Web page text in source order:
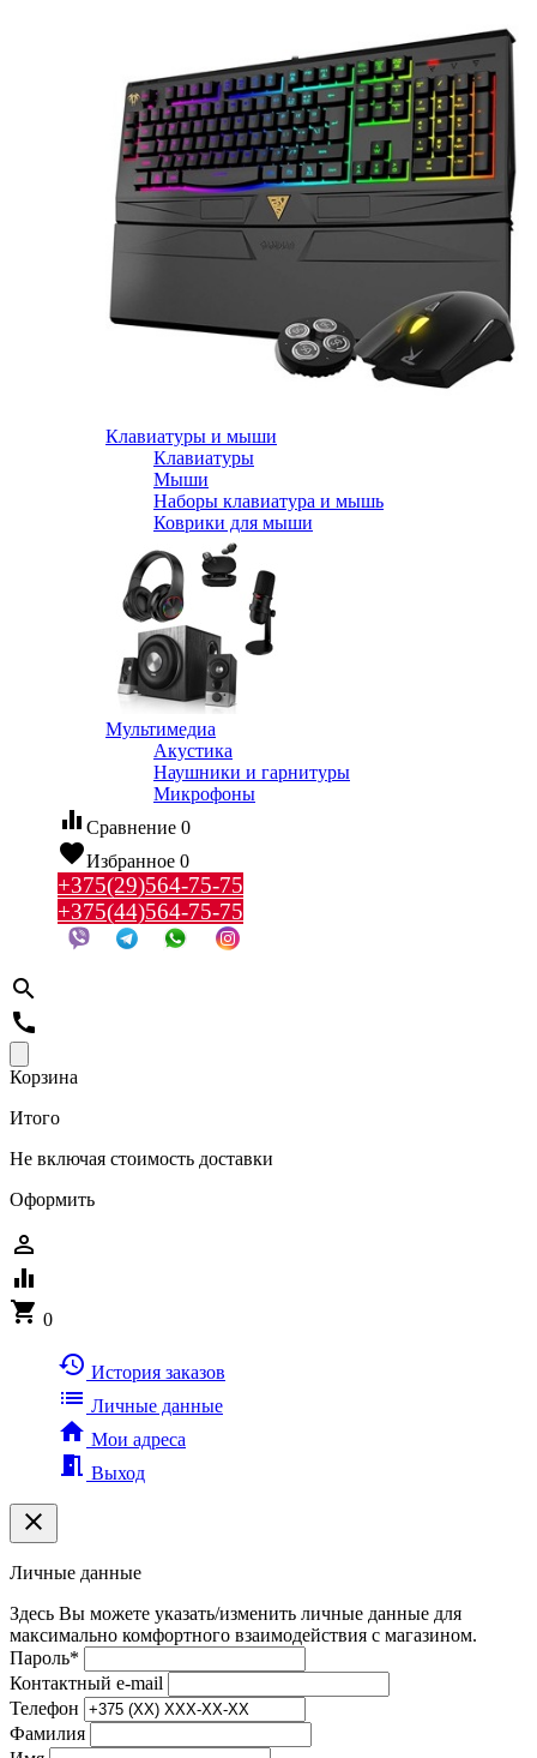
Клавиатуры и мыши
Клавиатуры
Мыши
Наборы клавиатура и мышь
Коврики для мыши
Мультимедиа
Акустика
Наушники и гарнитуры
Микрофоны
equalizer Сравнение 0
favoriteИзбранное 0
+375(29)564-75-75
+375(44)564-75-75
search
call
Корзина
Итого
Не включая стоимость доставки
Оформить
person_outline
equalizer
shopping_cart 0
history История заказов
list Личные данные
home Мои адреса
meeting_room Выход
clear
Личные данные
Здесь Вы можете указать/изменить личные данные для
максимально комфортного взаимодействия с магазином.
Пароль*
Контактный e-mail
Телефон
Фамилия